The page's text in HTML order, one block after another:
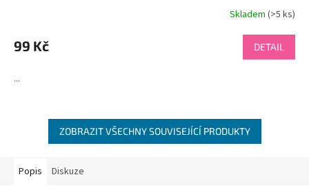
Skladem (>5 ks)
99 Kč DETAIL
...
ZOBRAZIT VŠECHNY SOUVISEJÍCÍ PRODUKTY
Popis Diskuze